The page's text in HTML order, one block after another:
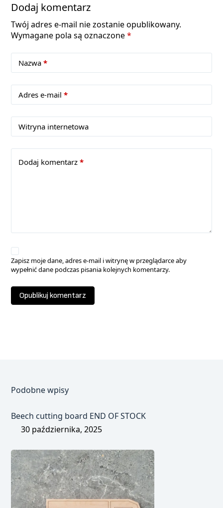
Dodaj komentarz
Twój adres e-mail nie zostanie opublikowany.
Wymagane pola są oznaczone*
Nazwa *
Adres e-mail *
Witryna internetowa
Dodaj komentarz *
Zapisz moje dane, adres e-mail i witrynę w przeglądarce aby
wypełnić dane podczas pisania kolejnych komentarzy.
Opublikuj komentarz
Podobne wpisy
Beech cutting board END OF STOCK
30 października, 2025